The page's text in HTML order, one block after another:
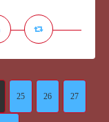
25 26 27